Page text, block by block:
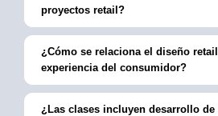
proyectos retail?
¿Cómo se relaciona el diseño
experiencia del consumidor?
¿Las clases incluyen desarrollo de